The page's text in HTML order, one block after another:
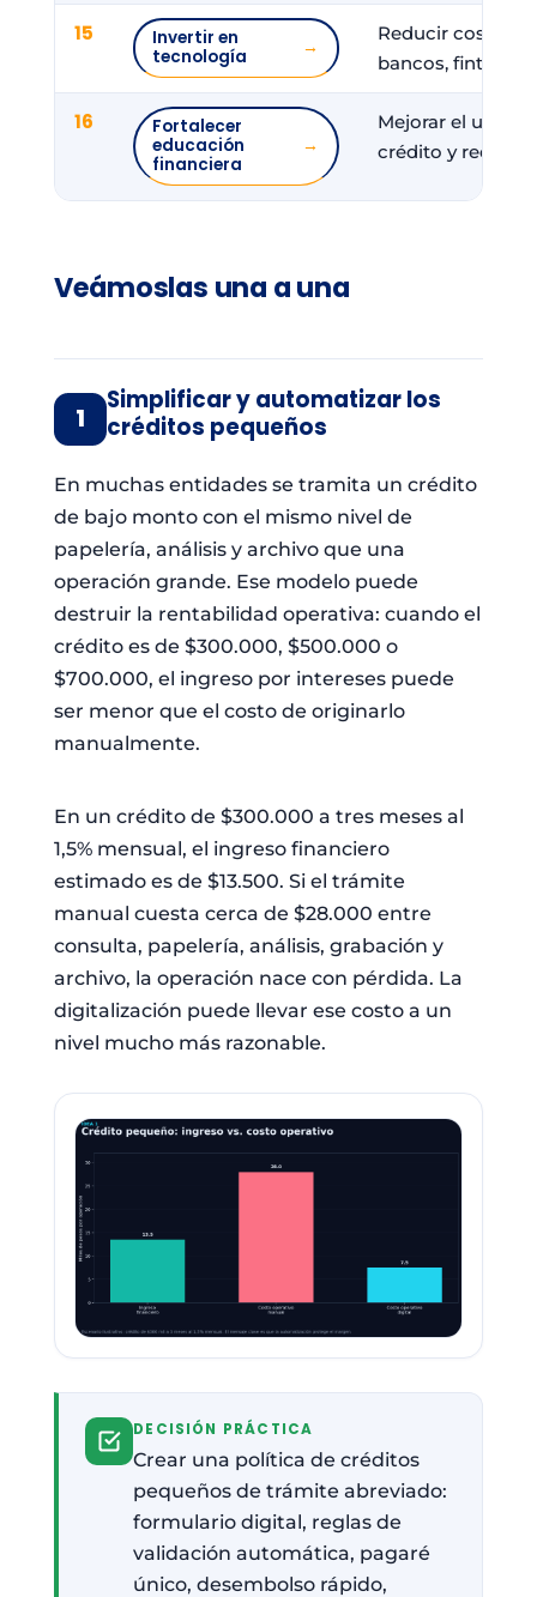
15
Invertir en
tecnología
→
Reducir costos
bancos, fintech y
16
Fortalecer
educación
financiera
→
Mejorar el uso
crédito y reducir
Veámoslas una a una
1
Simplificar y automatizar los
créditos pequeños
En muchas entidades se tramita un crédito
de bajo monto con el mismo nivel de
papelería, análisis y archivo que una
operación grande. Ese modelo puede
destruir la rentabilidad operativa: cuando el
crédito es de $300.000, $500.000 o
$700.000, el ingreso por intereses puede
ser menor que el costo de originarlo
manualmente.
En un crédito de $300.000 a tres meses al
1,5% mensual, el ingreso financiero
estimado es de $13.500. Si el trámite
manual cuesta cerca de $28.000 entre
consulta, papelería, análisis, grabación y
archivo, la operación nace con pérdida. La
digitalización puede llevar ese costo a un
nivel mucho más razonable.
DECISIÓN PRÁCTICA
Crear una política de créditos
pequeños de trámite abreviado:
formulario digital, reglas de
validación automática, pagaré
único, desembolso rápido,